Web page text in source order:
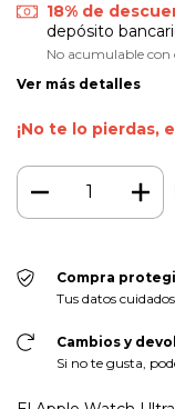
18% de
depósito
No acumulable
Ver más detalles
¡No te lo pierdas,
Compra
Tus datos
Cambios y
Si no te gusta,